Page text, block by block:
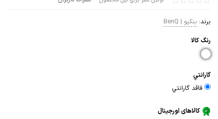
برند: بنکیو | BenQ
رنگ كالا
گارانتي
فاقد گارانتي
کالاهای اورجینال